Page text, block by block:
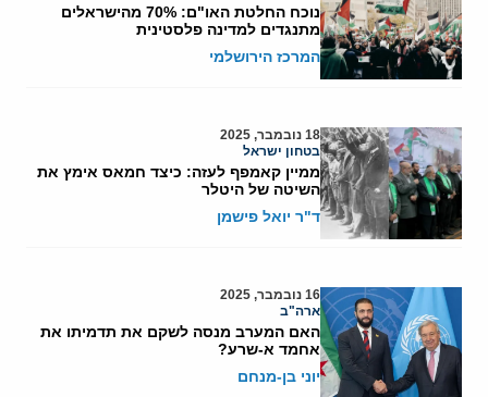
נוכח החלטת האו"ם: 70% מהישראלים
מתנגדים למדינה פלסטינית
המרכז הירושלמי
18 נובמבר, 2025
בטחון ישראל
ממיין קאמפף לעזה: כיצד חמאס אימץ את
השיטה של היטלר
ד"ר יואל פישמן
16 נובמבר, 2025
ארה"ב
האם המערב מנסה לשקם את תדמיתו את
אחמד א-שרע?
יוני בן-מנחם